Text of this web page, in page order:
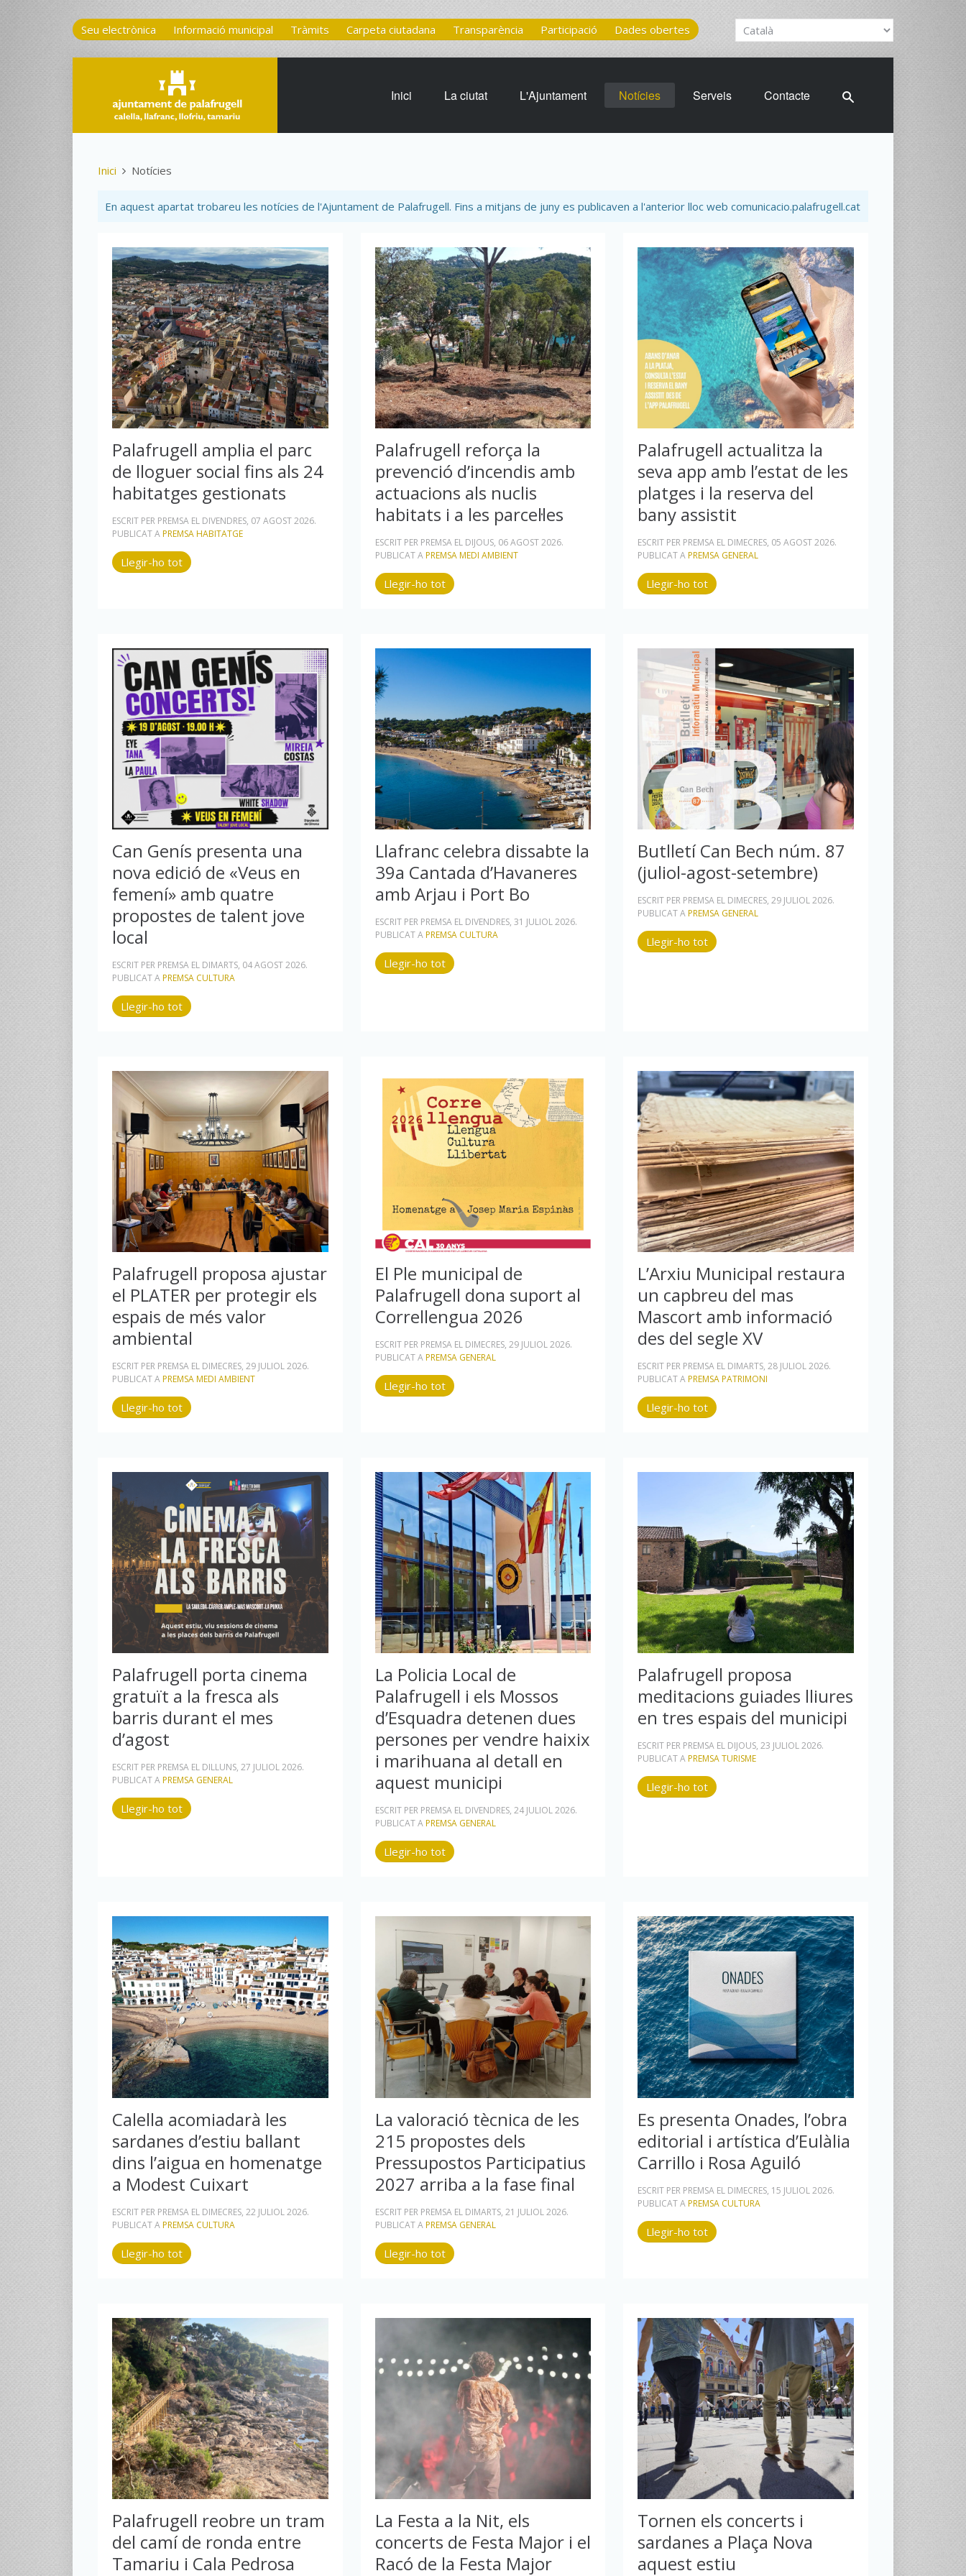
Seu electrònica Informació municipal Tràmits Carpeta ciutadana Transparència Participació Dades obertes
Inici La ciutat L'Ajuntament Notícies Serveis Contacte
Inici Notícies
En aquest apartat trobareu les notícies de l'Ajuntament de Palafrugell. Fins a mitjans de juny es publicaven a l'anterior lloc web comunicacio.palafrugell.cat
Palafrugell amplia el parc
de lloguer social fins als 24
habitatges gestionats
ESCRIT PER PREMSA EL DIVENDRES, 07 AGOST 2026.
PUBLICAT APREMSA HABITATGE
Llegir-ho tot
Palafrugell reforça la
prevenció d’incendis amb
actuacions als nuclis
habitats i a les parcel·les
ESCRIT PER PREMSA EL DIJOUS, 06 AGOST 2026.
PUBLICAT APREMSA MEDI AMBIENT
Llegir-ho tot
Palafrugell actualitza la
seva app amb l’estat de les
platges i la reserva del
bany assistit
ESCRIT PER PREMSA EL DIMECRES, 05 AGOST 2026.
PUBLICAT APREMSA GENERAL
Llegir-ho tot
Can Genís presenta una
nova edició de «Veus en
femení» amb quatre
propostes de talent jove
local
ESCRIT PER PREMSA EL DIMARTS, 04 AGOST 2026.
PUBLICAT APREMSA CULTURA
Llegir-ho tot
Llafranc celebra dissabte la
39a Cantada d’Havaneres
amb Arjau i Port Bo
ESCRIT PER PREMSA EL DIVENDRES, 31 JULIOL 2026.
PUBLICAT APREMSA CULTURA
Llegir-ho tot
Butlletí Can Bech núm. 87
(juliol-agost-setembre)
ESCRIT PER PREMSA EL DIMECRES, 29 JULIOL 2026.
PUBLICAT APREMSA GENERAL
Llegir-ho tot
Palafrugell proposa ajustar
el PLATER per protegir els
espais de més valor
ambiental
ESCRIT PER PREMSA EL DIMECRES, 29 JULIOL 2026.
PUBLICAT APREMSA MEDI AMBIENT
Llegir-ho tot
El Ple municipal de
Palafrugell dona suport al
Correllengua 2026
ESCRIT PER PREMSA EL DIMECRES, 29 JULIOL 2026.
PUBLICAT APREMSA GENERAL
Llegir-ho tot
L’Arxiu Municipal restaura
un capbreu del mas
Mascort amb informació
des del segle XV
ESCRIT PER PREMSA EL DIMARTS, 28 JULIOL 2026.
PUBLICAT APREMSA PATRIMONI
Llegir-ho tot
Palafrugell porta cinema
gratuït a la fresca als
barris durant el mes
d’agost
ESCRIT PER PREMSA EL DILLUNS, 27 JULIOL 2026.
PUBLICAT APREMSA GENERAL
Llegir-ho tot
La Policia Local de
Palafrugell i els Mossos
d’Esquadra detenen dues
persones per vendre haixix
i marihuana al detall en
aquest municipi
ESCRIT PER PREMSA EL DIVENDRES, 24 JULIOL 2026.
PUBLICAT APREMSA GENERAL
Llegir-ho tot
Palafrugell proposa
meditacions guiades lliures
en tres espais del municipi
ESCRIT PER PREMSA EL DIJOUS, 23 JULIOL 2026.
PUBLICAT APREMSA TURISME
Llegir-ho tot
Calella acomiadarà les
sardanes d’estiu ballant
dins l’aigua en homenatge
a Modest Cuixart
ESCRIT PER PREMSA EL DIMECRES, 22 JULIOL 2026.
PUBLICAT APREMSA CULTURA
Llegir-ho tot
La valoració tècnica de les
215 propostes dels
Pressupostos Participatius
2027 arriba a la fase final
ESCRIT PER PREMSA EL DIMARTS, 21 JULIOL 2026.
PUBLICAT APREMSA GENERAL
Llegir-ho tot
Es presenta Onades, l’obra
editorial i artística d’Eulàlia
Carrillo i Rosa Aguiló
ESCRIT PER PREMSA EL DIMECRES, 15 JULIOL 2026.
PUBLICAT APREMSA CULTURA
Llegir-ho tot
Palafrugell reobre un tram
del camí de ronda entre
Tamariu i Cala Pedrosa
La Festa a la Nit, els
concerts de Festa Major i el
Racó de la Festa Major
Tornen els concerts i
sardanes a Plaça Nova
aquest estiu